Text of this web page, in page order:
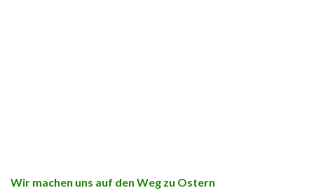
Wir machen uns auf den Weg zu Ostern